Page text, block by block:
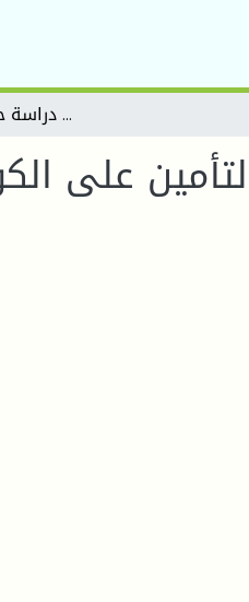
واقع التأمين على الكوارث الطبيعية في الجزائر خلال الفترة(2014-2016) - دراسة حالة للشركة التأمين CAAR-